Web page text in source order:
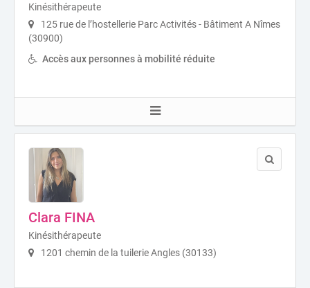
Kinésithérapeute
125 rue de l’hostellerie Parc Activités - Bâtiment A Nîmes
(30900)
Accès aux personnes à mobilité réduite
Clara FINA
Kinésithérapeute
1201 chemin de la tuilerie Angles (30133)